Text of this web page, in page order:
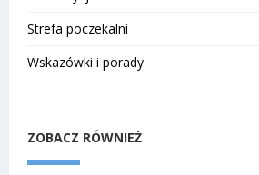
Strefa poczekalni
Wskazówki i porady
ZOBACZ RÓWNIEŻ